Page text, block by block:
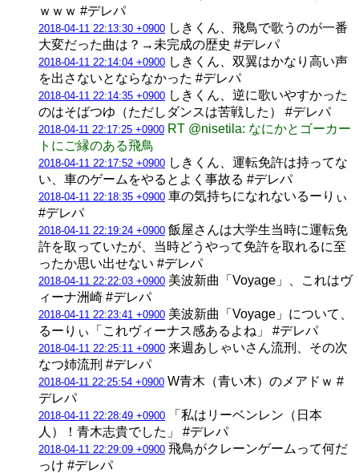
ｗｗｗ #デレパ
2018-04-11 22:13:30 +0900 しきくん、飛鳥で歌うのが一番
大変だった曲は？→未完成の歴史 #デレパ
2018-04-11 22:14:04 +0900 しきくん、双翼はかなり高い声
を出さないとならなかった #デレパ
2018-04-11 22:14:35 +0900 しきくん、逆に歌いやすかった
のはそばつゆ（ただしダンスは苦戦した） #デレパ
2018-04-11 22:17:25 +0900 RT @nisetila: なにかとゴーカー
トにご縁のある飛鳥
2018-04-11 22:17:52 +0900 しきくん、運転免許は持ってな
い、車のゲームをやるとよく事故る #デレパ
2018-04-11 22:18:35 +0900 車の気持ちになれないるーりぃ
#デレパ
2018-04-11 22:19:24 +0900 飯屋さんは大学生当時に運転免
許を取っていたが、当時どうやって免許を取れるに至
ったか思い出せない #デレパ
2018-04-11 22:22:03 +0900 美波新曲「Voyage」、これはヴ
ィーナ洲崎 #デレパ
2018-04-11 22:23:41 +0900 美波新曲「Voyage」について、
るーりぃ「これヴィーナス感あるよね」 #デレパ
2018-04-11 22:25:11 +0900 来週あしゃいさん流刑、その次
なつ姉流刑 #デレパ
2018-04-11 22:25:54 +0900 W青木（青い木）のメアドｗ #
デレパ
2018-04-11 22:28:49 +0900 「私はリーベンレン（日本
人）！青木志貴でした」 #デレパ
2018-04-11 22:29:09 +0900 飛鳥がクレーンゲームって何だ
っけ #デレパ